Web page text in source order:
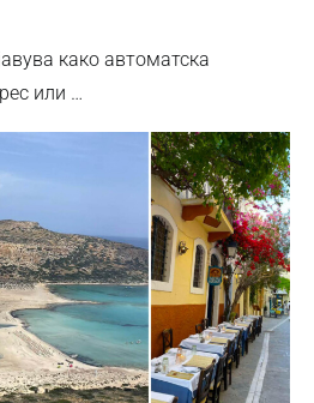
како автоматска
или …